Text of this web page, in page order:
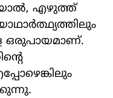
എഴുത്ത്
ഒരുപായമാണ്.